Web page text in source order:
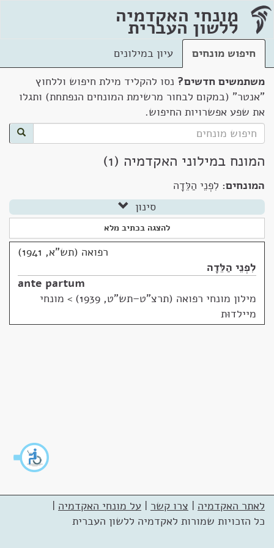
מונחי האקדמיה
ללשון העברית
חיפוש מונחים
עיון במילונים
משתמשים חדשים? נסו להקליד מילת חיפוש וללחוץ
"אנטר" (במקום לבחור מרשימת המונחים הנפתחת) ותגלו
את שפע אפשרויות החיפוש.
המונח במילוני האקדמיה (1)
המונחים: לִפְנֵי הַלֵּדָה
סינון
להצגה בכתיב מלא
רפואה (תש"א, 1941)
לִפְנֵי הַלֵּדָה
ante partum
מילון מונחי רפואה (תרצ"ט–תש"ט, 1939)
> מונחי
מיילדוּת
לאתר האקדמיה | צרו קשר | על מונחי האקדמיה |
כל הזכויות שמורות לאקדמיה ללשון העברית